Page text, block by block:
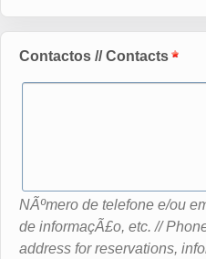
Contactos // Contacts
NÃºmero de telefone e/ou
de informaçÃ£o, etc. //
address for reservations,